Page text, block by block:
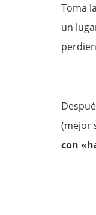
Toma
un
(mejor
con